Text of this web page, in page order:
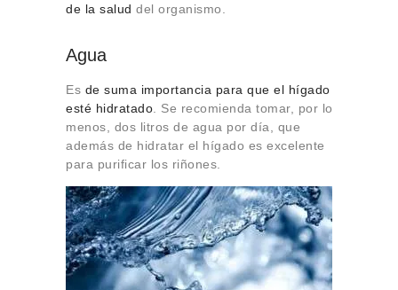
de la salud del organismo.
Agua
Es de suma importancia para que el hígado
esté hidratado . Se recomienda tomar, por lo
menos, dos litros de agua por día, que
además de hidratar el hígado es excelente
para purificar los riñones.